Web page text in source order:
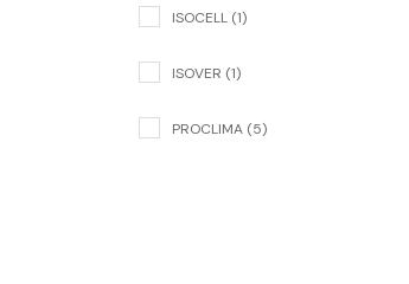
ISOCELL (1)
ISOVER (1)
PROCLIMA (5)